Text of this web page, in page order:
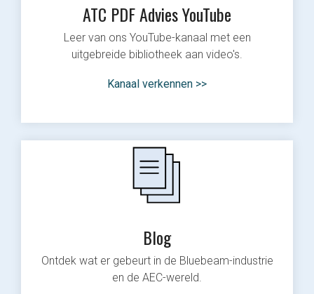
ATC PDF Advies YouTube
Leer van ons YouTube-kanaal met een
uitgebreide bibliotheek aan video's.
Kanaal verkennen >>
Blog
Ontdek wat er gebeurt in de Bluebeam-industrie
en de AEC-wereld.